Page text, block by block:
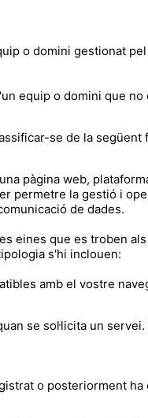
o domini gestionat
equip o domini que
se de la següent
pàgina web,
permetre la gestió i
de dades.
eines que es troben
s'hi inclouen:
amb el vostre
se sol·licita un
o posteriorment